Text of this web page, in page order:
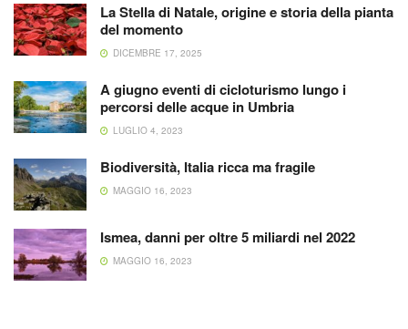
La Stella di Natale, origine e storia della pianta
del momento
DICEMBRE 17, 2025
A giugno eventi di cicloturismo lungo i
percorsi delle acque in Umbria
LUGLIO 4, 2023
Biodiversità, Italia ricca ma fragile
MAGGIO 16, 2023
Ismea, danni per oltre 5 miliardi nel 2022
MAGGIO 16, 2023